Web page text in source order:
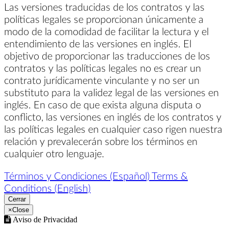
Las versiones traducidas de los contratos y las
políticas legales se proporcionan únicamente a
modo de la comodidad de facilitar la lectura y el
entendimiento de las versiones en inglés. El
objetivo de proporcionar las traducciones de los
contratos y las políticas legales no es crear un
contrato jurídicamente vinculante y no ser un
substituto para la validez legal de las versiones en
inglés. En caso de que exista alguna disputa o
conflicto, las versiones en inglés de los contratos y
las políticas legales en cualquier caso rigen nuestra
relación y prevalecerán sobre los términos en
cualquier otro lenguaje.
Términos y Condiciones (Español) Terms &
Conditions (English)
Cerrar
×Close
Aviso de Privacidad